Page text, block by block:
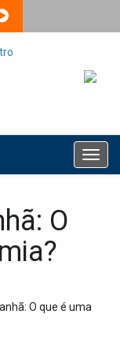
T
o
i
O